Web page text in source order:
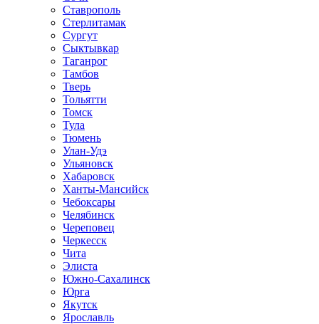
Ставрополь
Стерлитамак
Сургут
Сыктывкар
Таганрог
Тамбов
Тверь
Тольятти
Томск
Тула
Тюмень
Улан-Удэ
Ульяновск
Хабаровск
Ханты-Мансийск
Чебоксары
Челябинск
Череповец
Черкесск
Чита
Элиста
Южно-Сахалинск
Юрга
Якутск
Ярославль